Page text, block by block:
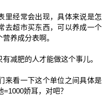
里经常会出现，具体来说是怎
去超市买东西，可以养成一个
养成分表啊。
减肥的人才能做这个事儿。
来看一下这个单位之间具体是
娇耳，对吧？